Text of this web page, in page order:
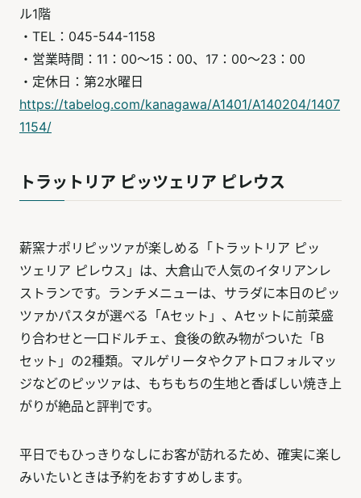
ル1階
・TEL：045-544-1158
・営業時間：11：00～15：00、17：00～23：00
・定休日：第2水曜日
https://tabelog.com/kanagawa/A1401/A140204/1407
1154/
トラットリア ピッツェリア ピレウス
薪窯ナポリピッツァが楽しめる「トラットリア ピッ
ツェリア ピレウス」は、大倉山で人気のイタリアンレ
ストランです。ランチメニューは、サラダに本日のピッ
ツァかパスタが選べる「Aセット」、Aセットに前菜盛
り合わせと一口ドルチェ、食後の飲み物がついた「B
セット」の2種類。マルゲリータやクアトロフォルマッ
ジなどのピッツァは、もちもちの生地と香ばしい焼き上
がりが絶品と評判です。
平日でもひっきりなしにお客が訪れるため、確実に楽し
みいたいときは予約をおすすめします。